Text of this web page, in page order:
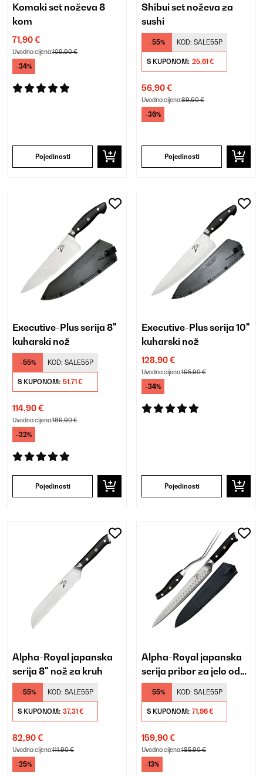
Komaki set noževa 8
kom
71,90 €
Uvodna cijena:109,90 €
-34%
Pojedinosti
Shibui set noževa za
sushi
-55% KOD: SALE55P
S KUPONOM: 25,61 €
56,90 €
Uvodna cijena:89,90 €
-36%
Pojedinosti
Executive-Plus serija 8"
kuharski nož
-55% KOD: SALE55P
S KUPONOM: 51,71 €
114,90 €
Uvodna cijena:169,90 €
-32%
Pojedinosti
Executive-Plus serija 10"
kuharski nož
128,90 €
Uvodna cijena:195,90 €
-34%
Pojedinosti
Alpha-Royal japanska
serija 8" nož za kruh
-55% KOD: SALE55P
S KUPONOM: 37,31 €
82,90 €
Uvodna cijena:111,90 €
-25%
Alpha-Royal japanska
serija pribor za jelo od
10 "
-55% KOD: SALE55P
S KUPONOM: 71,96 €
159,90 €
Uvodna cijena:185,90 €
-13%